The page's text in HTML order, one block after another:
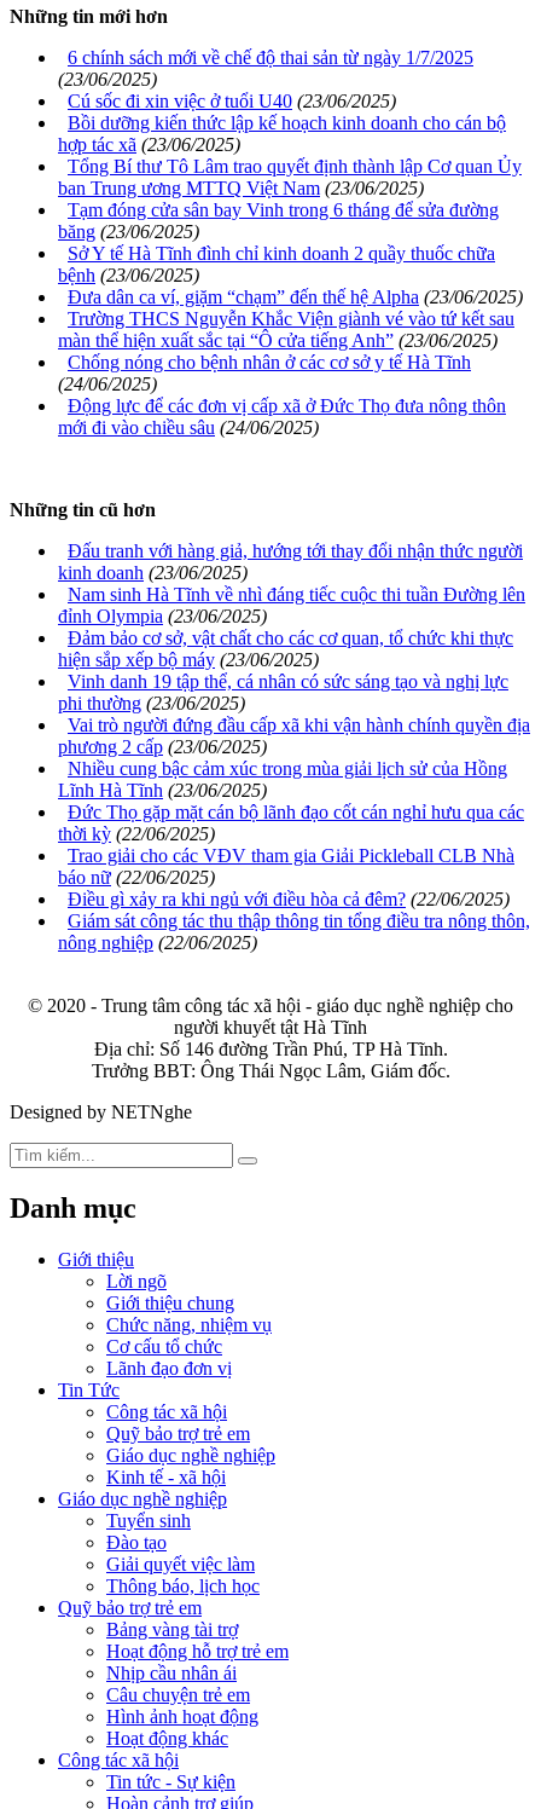
Những tin mới hơn
6 chính sách mới về chế độ thai sản từ ngày 1/7/2025
(23/06/2025)
Cú sốc đi xin việc ở tuổi U40 (23/06/2025)
Bồi dưỡng kiến thức lập kế hoạch kinh doanh cho cán bộ
hợp tác xã (23/06/2025)
Tổng Bí thư Tô Lâm trao quyết định thành lập Cơ quan Ủy
ban Trung ương MTTQ Việt Nam (23/06/2025)
Tạm đóng cửa sân bay Vinh trong 6 tháng để sửa đường
băng (23/06/2025)
Sở Y tế Hà Tĩnh đình chỉ kinh doanh 2 quầy thuốc chữa
bệnh (23/06/2025)
Đưa dân ca ví, giặm “chạm” đến thế hệ Alpha (23/06/2025)
Trường THCS Nguyễn Khắc Viện giành vé vào tứ kết sau
màn thể hiện xuất sắc tại “Ô cửa tiếng Anh” (23/06/2025)
Chống nóng cho bệnh nhân ở các cơ sở y tế Hà Tĩnh
(24/06/2025)
Động lực để các đơn vị cấp xã ở Đức Thọ đưa nông thôn
mới đi vào chiều sâu (24/06/2025)
Những tin cũ hơn
Đấu tranh với hàng giả, hướng tới thay đổi nhận thức người
kinh doanh (23/06/2025)
Nam sinh Hà Tĩnh về nhì đáng tiếc cuộc thi tuần Đường lên
đỉnh Olympia (23/06/2025)
Đảm bảo cơ sở, vật chất cho các cơ quan, tổ chức khi thực
hiện sắp xếp bộ máy (23/06/2025)
Vinh danh 19 tập thể, cá nhân có sức sáng tạo và nghị lực
phi thường (23/06/2025)
Vai trò người đứng đầu cấp xã khi vận hành chính quyền địa
phương 2 cấp (23/06/2025)
Nhiều cung bậc cảm xúc trong mùa giải lịch sử của Hồng
Lĩnh Hà Tĩnh (23/06/2025)
Đức Thọ gặp mặt cán bộ lãnh đạo cốt cán nghỉ hưu qua các
thời kỳ (22/06/2025)
Trao giải cho các VĐV tham gia Giải Pickleball CLB Nhà
báo nữ (22/06/2025)
Điều gì xảy ra khi ngủ với điều hòa cả đêm? (22/06/2025)
Giám sát công tác thu thập thông tin tổng điều tra nông thôn,
nông nghiệp (22/06/2025)
© 2020 - Trung tâm công tác xã hội - giáo dục nghề nghiệp cho
người khuyết tật Hà Tĩnh
Địa chỉ: Số 146 đường Trần Phú, TP Hà Tĩnh.
Trưởng BBT: Ông Thái Ngọc Lâm, Giám đốc.
Designed by NETNghe
Danh mục
Giới thiệu
Lời ngõ
Giới thiệu chung
Chức năng, nhiệm vụ
Cơ cấu tổ chức
Lãnh đạo đơn vị
Tin Tức
Công tác xã hội
Quỹ bảo trợ trẻ em
Giáo dục nghề nghiệp
Kinh tế - xã hội
Giáo dục nghề nghiệp
Tuyển sinh
Đào tạo
Giải quyết việc làm
Thông báo, lịch học
Quỹ bảo trợ trẻ em
Bảng vàng tài trợ
Hoạt động hỗ trợ trẻ em
Nhịp cầu nhân ái
Câu chuyện trẻ em
Hình ảnh hoạt động
Hoạt động khác
Công tác xã hội
Tin tức - Sự kiện
Hoàn cảnh trợ giúp